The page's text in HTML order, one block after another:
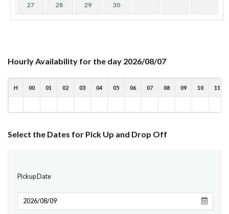
27 28 29 30
Hourly Availability for the day 2026/08/07
H 00 01 02 03 04 05 06 07 08 09 10 11
Select the Dates for Pick Up and Drop Off
Pickup Date